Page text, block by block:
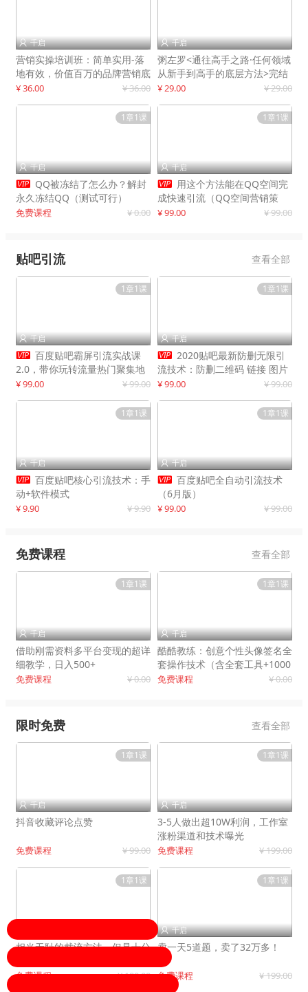
 千启
营销实操培训班：简单实用-落
地有效，价值百万的品牌营销底
层逻辑
¥ 36.00 ¥ 36.00
 千启
粥左罗<通往高手之路·任何领域
从新手到高手的底层方法>完结
¥ 29.00 ¥ 29.00
1章1课
 千启
 QQ被冻结了怎么办？解封
永久冻结QQ（测试可行）
免费课程 ¥ 0.00
1章1课
 千启
 用这个方法能在QQ空间完
成快速引流（QQ空间营销策
略）
¥ 99.00 ¥ 99.00
贴吧引流 查看全部
1章1课
 千启
 百度贴吧霸屏引流实战课
2.0，带你玩转流量热门聚集地
¥ 99.00 ¥ 99.00
1章1课
 千启
 2020贴吧最新防删无限引
流技术：防删二维码 链接 图片
制作
¥ 99.00 ¥ 99.00
1章1课
 千启
 百度贴吧核心引流技术：手
动+软件模式
¥ 9.90 ¥ 9.90
1章1课
 千启
 百度贴吧全自动引流技术
（6月版）
¥ 99.00 ¥ 99.00
免费课程 查看全部
1章1课
 千启
借助刚需资料多平台变现的超详
细教学，日入500+
免费课程 ¥ 0.00
1章1课
 千启
酷酷教练：创意个性头像签名全
套操作技术（含全套工具+1000
套模板）
免费课程 ¥ 0.00
限时免费 查看全部
1章1课
 千启
抖音收藏评论点赞
免费课程 ¥ 99.00
1章1课
 千启
3-5人做出超10W利润，工作室
涨粉渠道和技术曝光
免费课程 ¥ 199.00
1章1课
相当无耻的截流方法，但是十分
免费课程 ¥ 199.00
1章1课
 千启
卖一天5道题，卖了32万多！
免费课程 ¥ 199.00